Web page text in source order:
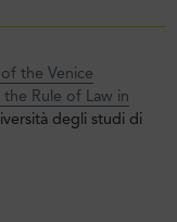
the Venice
Rule of Law in
degli studi di